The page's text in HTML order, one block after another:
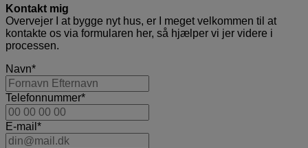
Kontakt mig
Overvejer I at bygge nyt hus, er I meget velkommen til at
kontakte os via formularen her, så hjælper vi jer videre i
processen.
Navn*
Telefonnummer*
E-mail *